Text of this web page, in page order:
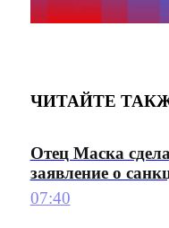
ЧИТАЙТЕ
Отец Маска
заявление о
07:40